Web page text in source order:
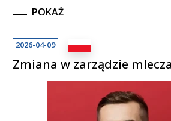
POKAŻ
2026-04-09
Zmiana w zarządzie